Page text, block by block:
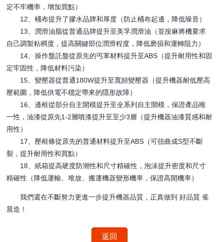
定不牢機率，增加買點）
12、桶布提升了膠水品牌和厚度（防止桶布起邊，降低噪音）
13、潤滑油脂從普通品牌提升至美孚潤滑油（並按麻將機要求
自己調製粘稠度，提高關鍵部位潤滑程度，降低磨損和運轉阻力）
14、操作盤託盤從原先的丐苯材料提升至ABS（提升耐用性和固
定牢固性，降低材料污染）
15、變壓器從普通180W提升至寬頻變壓器（提升機器耐低壓高
壓範圍，降低供電不穩定帶來的隱形故障）
16、邊框從部分自主開模提升至全系列自主開模，保證產品唯
一性，油漆從原先1-2層噴漆提升至至少3層（提升機器油漆質感和耐
用性）
17、壓框條從原先的普通材料提升至ABS（可扭曲成S型不斷
裂，提升耐用性和買點）
18、紙箱提高硬度防潮性和尺寸精確性，泡沫提升密度和尺寸
精確性（降低運輸、堆放、搬運機器變形機率，保證高開機率）
我們還在不斷努力更進一步提升機器品質，正真做到 好品質 雀
晨造！
返回